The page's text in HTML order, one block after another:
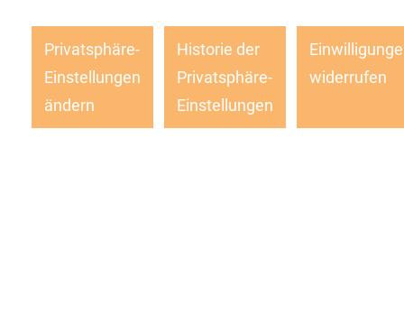
Privatsphäre-
Einstellungen
ändern
Historie der
Privatsphäre-
Einstellungen
widerrufen